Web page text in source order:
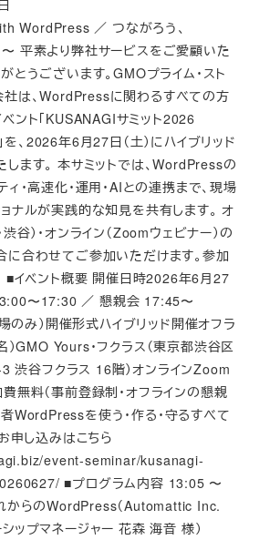
WordPress ／ つながろう、
平素より弊社サービスをご愛顧いた
とうございます。GMOプライム・スト
社は、WordPressに関わるすべての方
ント「KUSANAGIサミット2026
、2026年6月27日（土）にハイブリッド
ます。 本サミットでは、WordPressの
ィ・高速化・運用・AIとの連携まで、現場
ナルが実践的な知見を共有します。 オ
渋谷）・オンライン（Zoomウェビナー）の
に合わせてご参加いただけます。参加
■イベント概要 開催日時2026年6月27
〜17:30 ／ 懇親会 17:45〜
のみ）開催形式ハイブリッド開催オフラ
）GMO Yours・フクラス（東京都渋谷区
渋谷フクラス 16階）オンラインZoom
無料（事前登録制・オフラインの懇親
WordPressを使う・作る・守るすべて
申し込みはこちら
event-seminar/kusanagi-
■プログラム内容 13:05 〜
れからのWordPress（Automattic Inc.
ップマネージャー 花森 海音 様）